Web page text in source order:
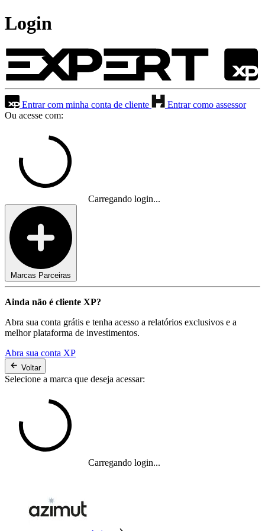
Login
Entrar com minha conta de cliente
Entrar como assessor
Ou acesse com:
Carregando login...
Marcas Parceiras
Ainda não é cliente XP?
Abra sua conta grátis e tenha acesso a relatórios exclusivos e a
melhor plataforma de investimentos.
Abra sua conta XP
Voltar
Selecione a marca que deseja acessar:
Carregando login...